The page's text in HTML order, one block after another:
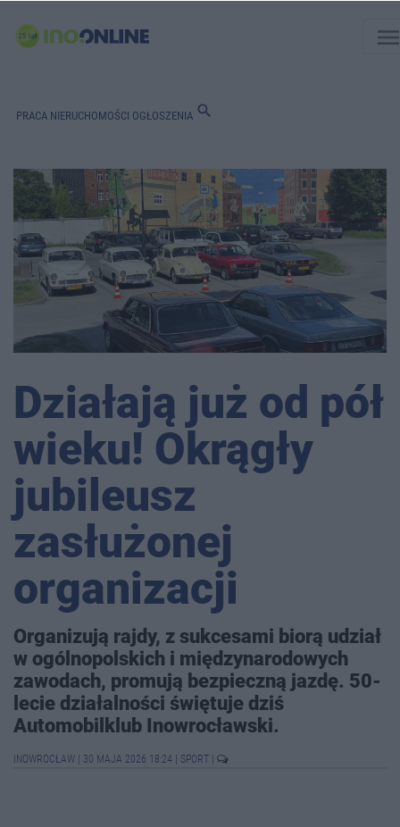
PRACA NIERUCHOMOŚCI OGŁOSZENIA search
Działają już od pół
wieku! Okrągły
jubileusz
zasłużonej
organizacji
Organizują rajdy, z sukcesami biorą udział
w ogólnopolskich i międzynarodowych
zawodach, promują bezpieczną jazdę. 50-
lecie działalności świętuje dziś
Automobilklub Inowrocławski.
INOWROCŁAW 30 MAJA 2026 18:24 SPORT